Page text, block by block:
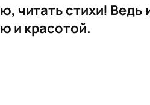
читать стихи!
и красотой.